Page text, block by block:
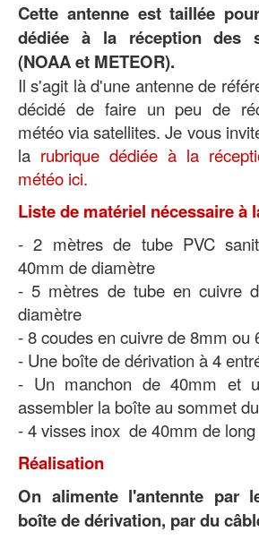
Cette antenne est taillée
dédiée à la réception des
(NOAA et METEOR).
Il s'agit là d'une antenne de
décidé de faire un peu de
météo via satellites. Je vous
la rubrique dédiée à la
météo ici.
Liste de matériel nécessaire à
- 2 mètres de tube PVC
40mm de diamètre
- 5 mètres de tube en cuivre
diamètre
- 8 coudes en cuivre de 8mm ou
- Une boîte de dérivation à 4
- Un manchon de 40mm et
assembler la boîte au sommet
- 4 visses inox de 40mm de long
Réalisation
On alimente l'antennte par
boîte de dérivation, par du